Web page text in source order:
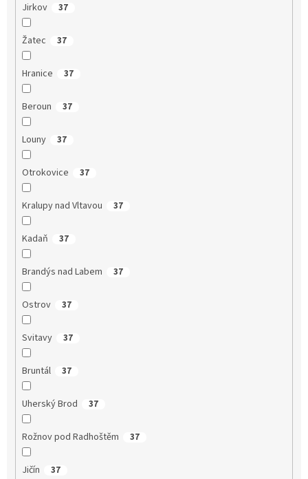
Jirkov 37
Žatec 37
Hranice 37
Beroun 37
Louny 37
Otrokovice 37
Kralupy nad Vltavou 37
Kadaň 37
Brandýs nad Labem 37
Ostrov 37
Svitavy 37
Bruntál 37
Uherský Brod 37
Rožnov pod Radhoštěm 37
Jičín 37